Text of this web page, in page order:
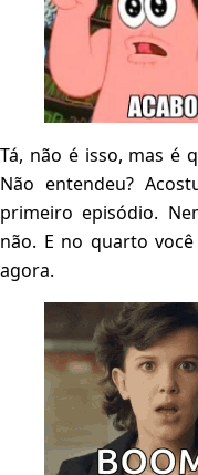
Tá, não é isso, mas é
Não entendeu?
primeiro episódio.
não. E no quarto
agora.